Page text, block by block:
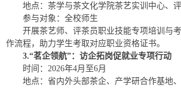
地点：茶学与茶文化学院茶艺实训中心、
参与对象：全校师生
开展茶艺师、评茶员职业技能专项培训与
作流程，助力学生考取对应职业资格证书。
3.“茗企领航”：访企拓岗促就业专项行动
时间：2026年4月至6月
地点：省内外头部茶企、产学研合作基地